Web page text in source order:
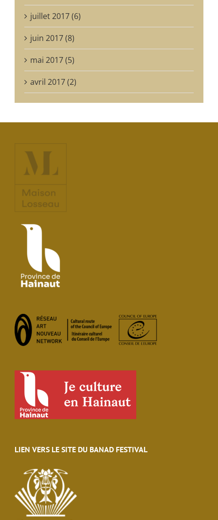
juillet 2017 (6)
juin 2017 (8)
mai 2017 (5)
avril 2017 (2)
LIEN VERS LE SITE DU BANAD FESTIVAL